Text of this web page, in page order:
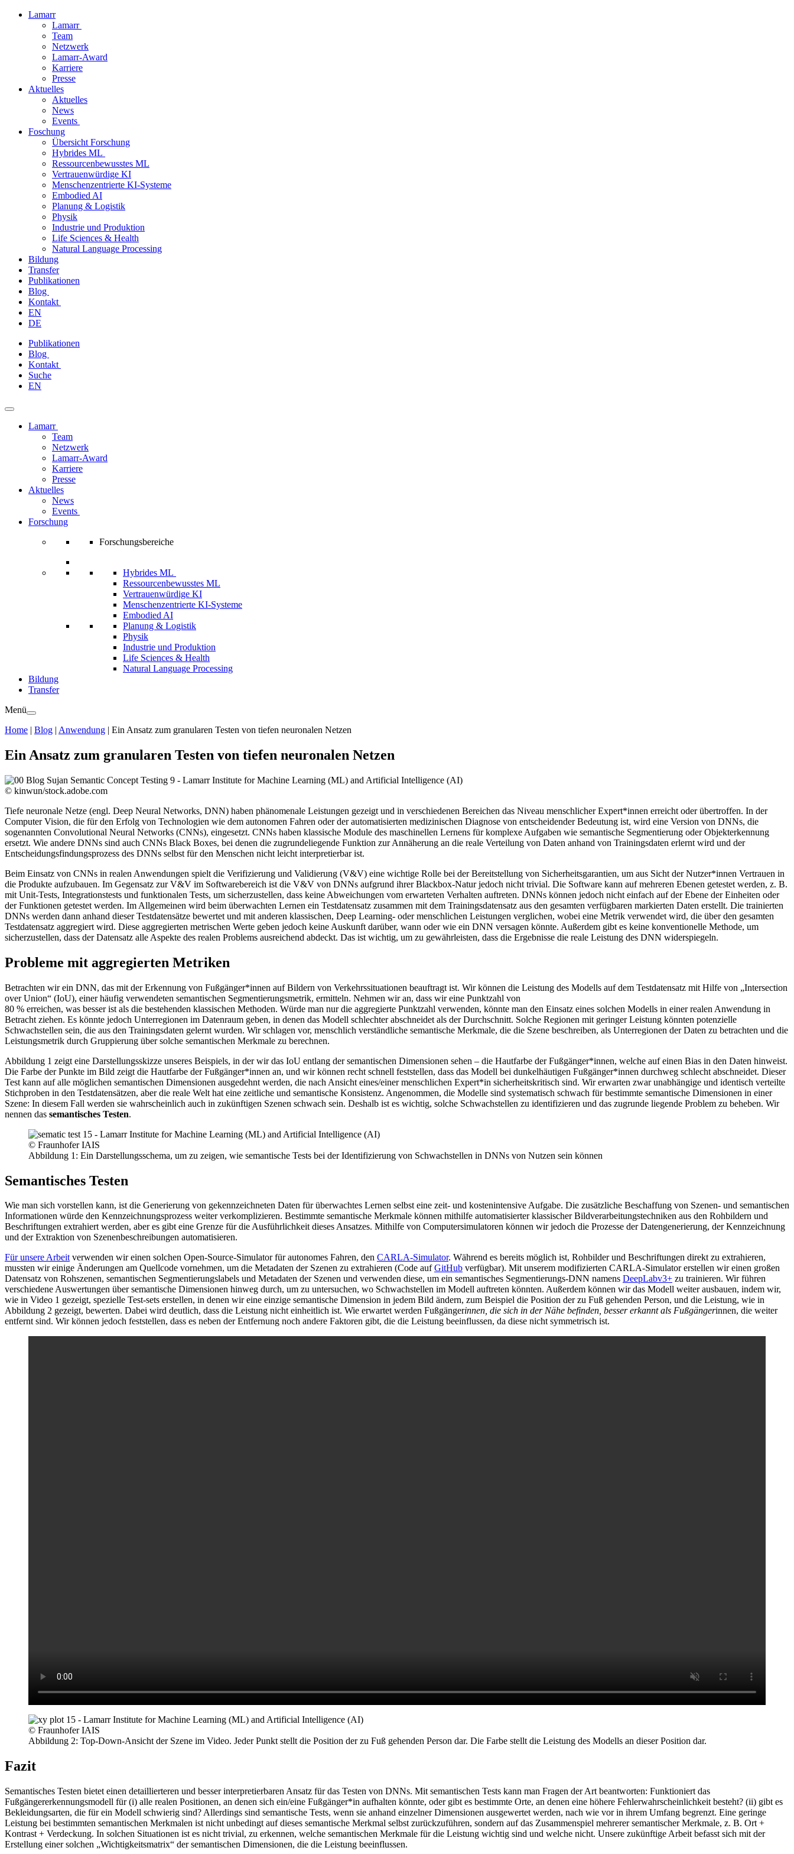
Lamarr
Lamarr
Team
Netzwerk
Lamarr-Award
Karriere
Presse
Aktuelles
Aktuelles
News
Events
Foschung
Übersicht Forschung
Hybrides ML
Ressourcenbewusstes ML
Vertrauenwürdige KI
Menschenzentrierte KI-Systeme
Embodied AI
Planung & Logistik
Physik
Industrie und Produktion
Life Sciences & Health
Natural Language Processing
Bildung
Transfer
Publikationen
Blog
Kontakt
EN
DE
Zum
Inhalt
springen
Publikationen
Blog
Kontakt
Suche
EN
Lamarr
Team
Netzwerk
Lamarr-Award
Karriere
Presse
Aktuelles
News
Events
Forschung
Forschungsbereiche
Hybrides ML
Ressourcenbewusstes ML
Vertrauenwürdige KI
Menschenzentrierte KI-Systeme
Embodied AI
Planung & Logistik
Physik
Industrie und Produktion
Life Sciences & Health
Natural Language Processing
Bildung
Transfer
Menü
Home | Blog | Anwendung | Ein Ansatz zum granularen Testen von tiefen neuronalen Netzen
Ein Ansatz zum granularen Testen von tiefen neuronalen Netzen
© kinwun/stock.adobe.com
Tiefe neuronale Netze (engl. Deep Neural Networks, DNN) haben phänomenale Leistungen gezeigt und in verschiedenen Bereichen das Niveau menschlicher Expert*innen erreicht oder übertroffen. In der
Computer Vision, die für den Erfolg von Technologien wie dem autonomen Fahren oder der automatisierten medizinischen Diagnose von entscheidender Bedeutung ist, wird eine Version von DNNs, die
sogenannten Convolutional Neural Networks (CNNs), eingesetzt. CNNs haben klassische Module des maschinellen Lernens für komplexe Aufgaben wie semantische Segmentierung oder Objekterkennung
ersetzt. Wie andere DNNs sind auch CNNs Black Boxes, bei denen die zugrundeliegende Funktion zur Annäherung an die reale Verteilung von Daten anhand von Trainingsdaten erlernt wird und der
Entscheidungsfindungsprozess des DNNs selbst für den Menschen nicht leicht interpretierbar ist.
Beim Einsatz von CNNs in realen Anwendungen spielt die Verifizierung und Validierung (V&V) eine wichtige Rolle bei der Bereitstellung von Sicherheitsgarantien, um aus Sicht der Nutzer*innen Vertrauen in
die Produkte aufzubauen. Im Gegensatz zur V&V im Softwarebereich ist die V&V von DNNs aufgrund ihrer Blackbox-Natur jedoch nicht trivial. Die Software kann auf mehreren Ebenen getestet werden, z. B.
mit Unit-Tests, Integrationstests und funktionalen Tests, um sicherzustellen, dass keine Abweichungen vom erwarteten Verhalten auftreten. DNNs können jedoch nicht einfach auf der Ebene der Einheiten oder
der Funktionen getestet werden. Im Allgemeinen wird beim überwachten Lernen ein Testdatensatz zusammen mit dem Trainingsdatensatz aus den gesamten verfügbaren markierten Daten erstellt. Die trainierten
DNNs werden dann anhand dieser Testdatensätze bewertet und mit anderen klassischen, Deep Learning- oder menschlichen Leistungen verglichen, wobei eine Metrik verwendet wird, die über den gesamten
Testdatensatz aggregiert wird. Diese aggregierten metrischen Werte geben jedoch keine Auskunft darüber, wann oder wie ein DNN versagen könnte. Außerdem gibt es keine konventionelle Methode, um
sicherzustellen, dass der Datensatz alle Aspekte des realen Problems ausreichend abdeckt. Das ist wichtig, um zu gewährleisten, dass die Ergebnisse die reale Leistung des DNN widerspiegeln.
Probleme mit aggregierten Metriken
Betrachten wir ein DNN, das mit der Erkennung von Fußgänger*innen auf Bildern von Verkehrssituationen beauftragt ist. Wir können die Leistung des Modells auf dem Testdatensatz mit Hilfe von „Intersection
over Union“ (IoU), einer häufig verwendeten semantischen Segmentierungsmetrik, ermitteln. Nehmen wir an, dass wir eine Punktzahl von
80 % erreichen, was besser ist als die bestehenden klassischen Methoden. Würde man nur die aggregierte Punktzahl verwenden, könnte man den Einsatz eines solchen Modells in einer realen Anwendung in
Betracht ziehen. Es könnte jedoch Unterregionen im Datenraum geben, in denen das Modell schlechter abschneidet als der Durchschnitt. Solche Regionen mit geringer Leistung könnten potenzielle
Schwachstellen sein, die aus den Trainingsdaten gelernt wurden. Wir schlagen vor, menschlich verständliche semantische Merkmale, die die Szene beschreiben, als Unterregionen der Daten zu betrachten und die
Leistungsmetrik durch Gruppierung über solche semantischen Merkmale zu berechnen.
Abbildung 1 zeigt eine Darstellungsskizze unseres Beispiels, in der wir das IoU entlang der semantischen Dimensionen sehen – die Hautfarbe der Fußgänger*innen, welche auf einen Bias in den Daten hinweist.
Die Farbe der Punkte im Bild zeigt die Hautfarbe der Fußgänger*innen an, und wir können recht schnell feststellen, dass das Modell bei dunkelhäutigen Fußgänger*innen durchweg schlecht abschneidet. Dieser
Test kann auf alle möglichen semantischen Dimensionen ausgedehnt werden, die nach Ansicht eines/einer menschlichen Expert*in sicherheitskritisch sind. Wir erwarten zwar unabhängige und identisch verteilte
Stichproben in den Testdatensätzen, aber die reale Welt hat eine zeitliche und semantische Konsistenz. Angenommen, die Modelle sind systematisch schwach für bestimmte semantische Dimensionen in einer
Szene: In diesem Fall werden sie wahrscheinlich auch in zukünftigen Szenen schwach sein. Deshalb ist es wichtig, solche Schwachstellen zu identifizieren und das zugrunde liegende Problem zu beheben. Wir
nennen das semantisches Testen.
© Fraunhofer IAIS
Abbildung 1: Ein Darstellungsschema, um zu zeigen, wie semantische Tests bei der Identifizierung von Schwachstellen in DNNs von Nutzen sein können
Semantisches Testen
Wie man sich vorstellen kann, ist die Generierung von gekennzeichneten Daten für überwachtes Lernen selbst eine zeit- und kostenintensive Aufgabe. Die zusätzliche Beschaffung von Szenen- und semantischen
Informationen würde den Kennzeichnungsprozess weiter verkomplizieren. Bestimmte semantische Merkmale können mithilfe automatisierter klassischer Bildverarbeitungstechniken aus den Rohbildern und
Beschriftungen extrahiert werden, aber es gibt eine Grenze für die Ausführlichkeit dieses Ansatzes. Mithilfe von Computersimulatoren können wir jedoch die Prozesse der Datengenerierung, der Kennzeichnung
und der Extraktion von Szenenbeschreibungen automatisieren.
Für unsere Arbeitverwenden wir einen solchen Open-Source-Simulator für autonomes Fahren, den CARLA-Simulator. Während es bereits möglich ist, Rohbilder und Beschriftungen direkt zu extrahieren,
mussten wir einige Änderungen am Quellcode vornehmen, um die Metadaten der Szenen zu extrahieren (Code aufGitHub verfügbar). Mit unserem modifizierten CARLA-Simulator erstellen wir einen großen
Datensatz von Rohszenen, semantischen Segmentierungslabels und Metadaten der Szenen und verwenden diese, um ein semantisches Segmentierungs-DNN namens DeepLabv3+ zu trainieren. Wir führen
verschiedene Auswertungen über semantische Dimensionen hinweg durch, um zu untersuchen, wo Schwachstellen im Modell auftreten könnten. Außerdem können wir das Modell weiter ausbauen, indem wir,
wie in Video 1 gezeigt, spezielle Test-sets erstellen, in denen wir eine einzige semantische Dimension in jedem Bild ändern, zum Beispiel die Position der zu Fuß gehenden Person, und die Leistung, wie in
Abbildung 2 gezeigt, bewerten. Dabei wird deutlich, dass die Leistung nicht einheitlich ist. Wie erwartet werden Fußgängerinnen, die sich in der Nähe befinden, besser erkannt als Fußgängerinnen, die weiter
entfernt sind. Wir können jedoch feststellen, dass es neben der Entfernung noch andere Faktoren gibt, die die Leistung beeinflussen, da diese nicht symmetrisch ist.
© Fraunhofer IAIS
Abbildung 2: Top-Down-Ansicht der Szene im Video. Jeder Punkt stellt die Position der zu Fuß gehenden Person dar. Die Farbe stellt die Leistung des Modells an dieser Position dar.
Fazit
Semantisches Testen bietet einen detaillierteren und besser interpretierbaren Ansatz für das Testen von DNNs. Mit semantischen Tests kann man Fragen der Art beantworten: Funktioniert das
Fußgängererkennungsmodell für (i) alle realen Positionen, an denen sich ein/eine Fußgänger*in aufhalten könnte, oder gibt es bestimmte Orte, an denen eine höhere Fehlerwahrscheinlichkeit besteht? (ii) gibt es
Bekleidungsarten, die für ein Modell schwierig sind? Allerdings sind semantische Tests, wenn sie anhand einzelner Dimensionen ausgewertet werden, nach wie vor in ihrem Umfang begrenzt. Eine geringe
Leistung bei bestimmten semantischen Merkmalen ist nicht unbedingt auf dieses semantische Merkmal selbst zurückzuführen, sondern auf das Zusammenspiel mehrerer semantischer Merkmale, z. B. Ort +
Kontrast + Verdeckung. In solchen Situationen ist es nicht trivial, zu erkennen, welche semantischen Merkmale für die Leistung wichtig sind und welche nicht. Unsere zukünftige Arbeit befasst sich mit der
Erstellung einer solchen „Wichtigkeitsmatrix“ der semantischen Dimensionen, die die Leistung beeinflussen.